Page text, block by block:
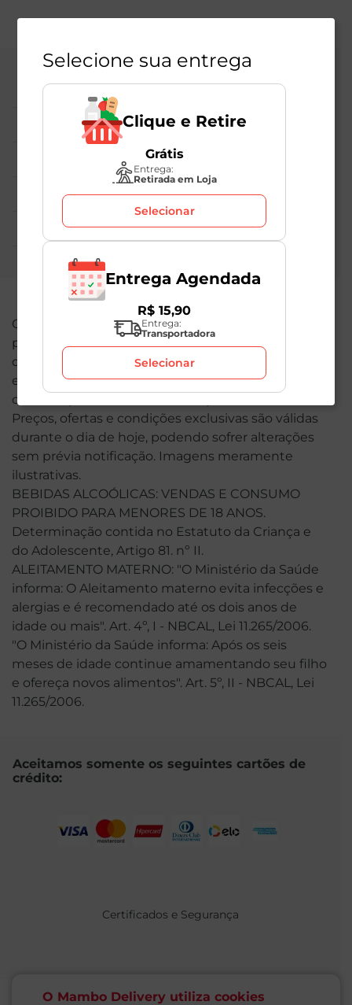
O Mambo Delivery utiliza cookies
Central de Atendimento
Institucional
Políticas Mambo
Atedimento ao Consumidor
Nossas Redes
O valor total de sua compra poderá ser alterado
por conta dos produtos de peso variável. Em caso
de indisponibilidade, o produto não será entregue
e, por isso, o valor correspondente não será
cobrado, podendo ser alterado para menos.
Preços, ofertas e condições exclusivas são válidas
durante o dia de hoje, podendo sofrer alterações
sem prévia notificação. Imagens meramente
ilustrativas.
BEBIDAS ALCOÓLICAS: VENDAS E CONSUMO
PROIBIDO PARA MENORES DE 18 ANOS.
Determinação contida no Estatuto da Criança e
do Adolescente, Artigo 81. nº II.
ALEITAMENTO MATERNO: "O Ministério da Saúde
informa: O Aleitamento materno evita infecções e
alergias e é recomendado até os dois anos de
idade ou mais". Art. 4º, I - NBCAL, Lei 11.265/2006.
"O Ministério da Saúde informa: Após os seis
meses de idade continue amamentando seu filho
e ofereça novos alimentos". Art. 5º, II - NBCAL, Lei
11.265/2006.
Aceitamos somente os seguintes cartões de
crédito:
Certificados e Segurança
Selecione sua entrega
Clique e Retire
Grátis
Entrega:
Retirada em Loja
Selecionar
Entrega Agendada
R$ 15,90
Entrega:
Transportadora
Selecionar